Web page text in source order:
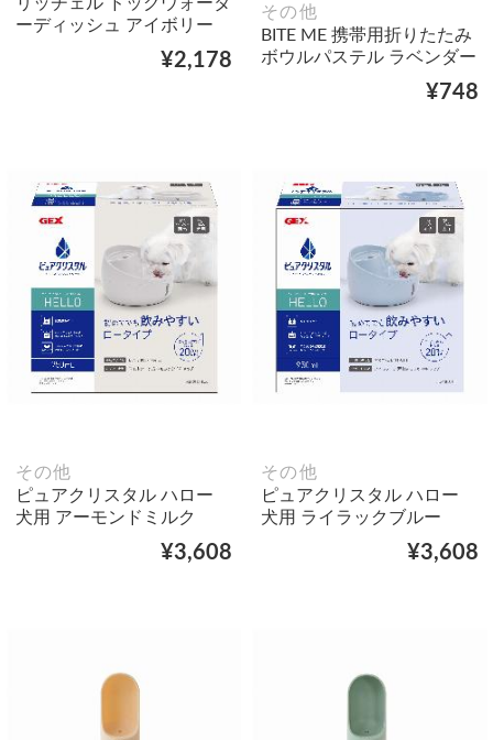
ーディッシュ アイボリー
¥2,178
その他
BITE ME 携帯用折りたたみ
ボウルパステル ラベンダー
¥748
その他
ピュアクリスタル ハロー
犬用 アーモンドミルク
¥3,608
その他
ピュアクリスタル ハロー
犬用 ライラックブルー
¥3,608